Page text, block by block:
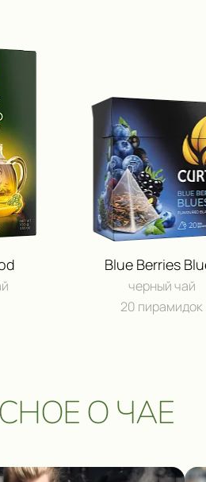
Blue Berries
черный чай
20 пирамидок
О ЧАЕ